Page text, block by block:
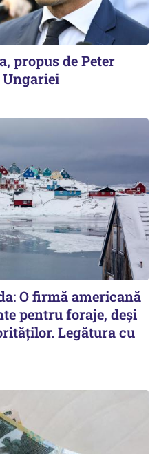
propus de Peter
O firmă americană
pentru foraje, deși
Legătura cu